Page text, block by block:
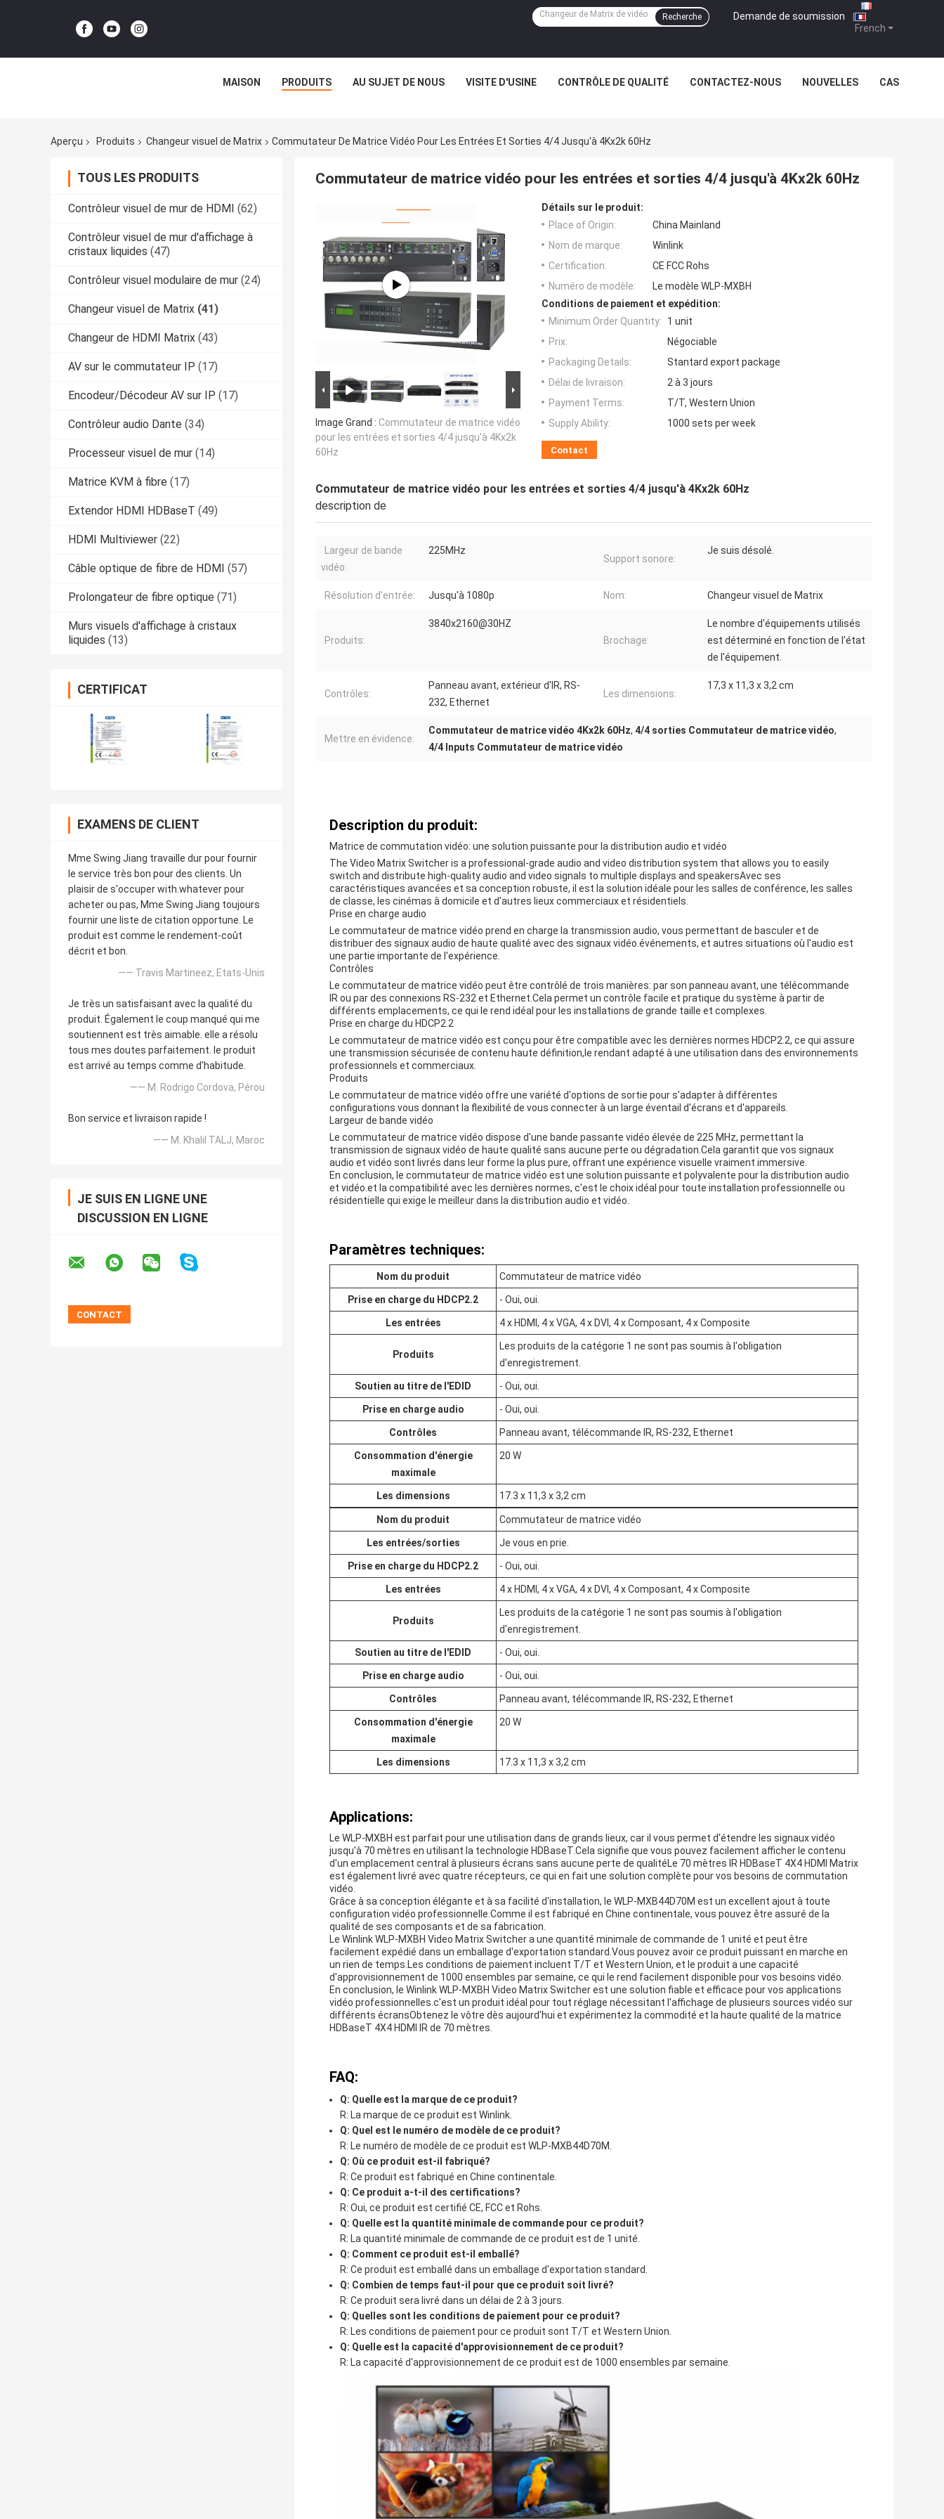
French
Demande de soumission |
Recherche
MAISON PRODUITS AU SUJET DE NOUS VISITE D'USINE CONTRÔLE DE QUALITÉ CONTACTEZ-NOUS NOUVELLES CAS
Aperçu Produits Changeur visuel de Matrix Commutateur De Matrice Vidéo Pour Les Entrées Et Sorties 4/4 Jusqu'à 4Kx2k 60Hz
TOUS LES PRODUITS
Contrôleur visuel de mur de HDMI (62)
Contrôleur visuel de mur d'affichage à
cristaux liquides (47)
Contrôleur visuel modulaire de mur (24)
Changeur visuel de Matrix (41)
Changeur de HDMI Matrix (43)
AV sur le commutateur IP (17)
Encodeur/Décodeur AV sur IP (17)
Contrôleur audio Dante (34)
Processeur visuel de mur (14)
Matrice KVM à fibre (17)
Extendor HDMI HDBaseT (49)
HDMI Multiviewer (22)
Câble optique de fibre de HDMI (57)
Prolongateur de fibre optique (71)
Murs visuels d'affichage à cristaux
liquides (13)
CERTIFICAT
EXAMENS DE CLIENT
Mme Swing Jiang travaille dur pour fournir
le service très bon pour des clients. Un
plaisir de s'occuper with.whatever pour
acheter ou pas, Mme Swing Jiang toujours
fournir une liste de citation opportune. Le
produit est comme le rendement-coût
décrit et bon.
—— Travis Martineez, Etats-Unis
Je très un satisfaisant avec la qualité du
produit. Également le coup manqué qui me
soutiennent est très aimable. elle a résolu
tous mes doutes parfaitement. le produit
est arrivé au temps comme d'habitude.
—— M. Rodrigo Cordova, Pérou
Bon service et livraison rapide !
—— M. Khalil TALJ, Maroc
JE SUIS EN LIGNE UNE
DISCUSSION EN LIGNE
Commutateur de matrice vidéo pour les entrées et sorties 4/4 jusqu'à 4Kx2k 60Hz
Image Grand : Commutateur de matrice vidéo
pour les entrées et sorties 4/4 jusqu'à 4Kx2k
60Hz
Détails sur le produit:
Place of Origin:
China Mainland
Nom de marque:
Winlink
Certification:
CE FCC Rohs
Numéro de modèle:
Le modèle WLP-MXBH
Conditions de paiement et expédition:
Minimum Order Quantity:
1 unit
Prix:
Négociable
Packaging Details:
Stantard export package
Délai de livraison:
2 à 3 jours
Payment Terms:
T/T, Western Union
Supply Ability:
1000 sets per week
Contact
Commutateur de matrice vidéo pour les entrées et sorties 4/4 jusqu'à 4Kx2k 60Hz
description de
Largeur de bande
vidéo:
225MHz
Support sonore:
Je suis désolé.
Résolution d'entrée: Jusqu'à 1080p Nom: Changeur visuel de Matrix
Produits:
3840x2160@30HZ
Brochage:
Le nombre d'équipements utilisés
est déterminé en fonction de l'état
de l'équipement.
Contrôles:
Panneau avant, extérieur d'IR, RS-
232, Ethernet
Les dimensions:
17,3 x 11,3 x 3,2 cm
Mettre en évidence:
Commutateur de matrice vidéo 4Kx2k 60Hz, 4/4 sorties Commutateur de matrice vidéo,
4/4 Inputs Commutateur de matrice vidéo
Description du produit:
Matrice de commutation vidéo: une solution puissante pour la distribution audio et vidéo
The Video Matrix Switcher is a professional-grade audio and video distribution system that allows you to easily
switch and distribute high-quality audio and video signals to multiple displays and speakersAvec ses
caractéristiques avancées et sa conception robuste, il est la solution idéale pour les salles de conférence, les salles
de classe, les cinémas à domicile et d'autres lieux commerciaux et résidentiels.
Prise en charge audio
Le commutateur de matrice vidéo prend en charge la transmission audio, vous permettant de basculer et de
distribuer des signaux audio de haute qualité avec des signaux vidéo.événements, et autres situations où l'audio est
une partie importante de l'expérience.
Contrôles
Le commutateur de matrice vidéo peut être contrôlé de trois manières: par son panneau avant, une télécommande
IR ou par des connexions RS-232 et Ethernet.Cela permet un contrôle facile et pratique du système à partir de
différents emplacements, ce qui le rend idéal pour les installations de grande taille et complexes.
Prise en charge du HDCP2.2
Le commutateur de matrice vidéo est conçu pour être compatible avec les dernières normes HDCP2.2, ce qui assure
une transmission sécurisée de contenu haute définition,le rendant adapté à une utilisation dans des environnements
professionnels et commerciaux.
Produits
Le commutateur de matrice vidéo offre une variété d'options de sortie pour s'adapter à différentes
configurations.vous donnant la flexibilité de vous connecter à un large éventail d'écrans et d'appareils.
Largeur de bande vidéo
Le commutateur de matrice vidéo dispose d'une bande passante vidéo élevée de 225 MHz, permettant la
transmission de signaux vidéo de haute qualité sans aucune perte ou dégradation.Cela garantit que vos signaux
audio et vidéo sont livrés dans leur forme la plus pure, offrant une expérience visuelle vraiment immersive.
En conclusion, le commutateur de matrice vidéo est une solution puissante et polyvalente pour la distribution audio
et vidéo.et la compatibilité avec les dernières normes, c'est le choix idéal pour toute installation professionnelle ou
résidentielle qui exige le meilleur dans la distribution audio et vidéo.
Paramètres techniques:
Nom du produit Commutateur de matrice vidéo
Prise en charge du HDCP2.2 - Oui, oui.
Les entrées 4 x HDMI, 4 x VGA, 4 x DVI, 4 x Composant, 4 x Composite
Produits
Les produits de la catégorie 1 ne sont pas soumis à l'obligation
d'enregistrement.
Soutien au titre de l'EDID - Oui, oui.
Prise en charge audio - Oui, oui.
Contrôles Panneau avant, télécommande IR, RS-232, Ethernet
Consommation d'énergie
maximale
20 W
Les dimensions 17.3 x 11,3 x 3,2 cm
Nom du produit Commutateur de matrice vidéo
Les entrées/sorties Je vous en prie.
Prise en charge du HDCP2.2 - Oui, oui.
Les entrées 4 x HDMI, 4 x VGA, 4 x DVI, 4 x Composant, 4 x Composite
Produits
Les produits de la catégorie 1 ne sont pas soumis à l'obligation
d'enregistrement.
Soutien au titre de l'EDID - Oui, oui.
Prise en charge audio - Oui, oui.
Contrôles Panneau avant, télécommande IR, RS-232, Ethernet
Consommation d'énergie
maximale
20 W
Les dimensions 17.3 x 11,3 x 3,2 cm
Applications:
Le WLP-MXBH est parfait pour une utilisation dans de grands lieux, car il vous permet d'étendre les signaux vidéo
jusqu'à 70 mètres en utilisant la technologie HDBaseT.Cela signifie que vous pouvez facilement afficher le contenu
d'un emplacement central à plusieurs écrans sans aucune perte de qualitéLe 70 mètres IR HDBaseT 4X4 HDMI Matrix
est également livré avec quatre récepteurs, ce qui en fait une solution complète pour vos besoins de commutation
vidéo.
Grâce à sa conception élégante et à sa facilité d'installation, le WLP-MXB44D70M est un excellent ajout à toute
configuration vidéo professionnelle.Comme il est fabriqué en Chine continentale, vous pouvez être assuré de la
qualité de ses composants et de sa fabrication.
Le Winlink WLP-MXBH Video Matrix Switcher a une quantité minimale de commande de 1 unité et peut être
facilement expédié dans un emballage d'exportation standard.Vous pouvez avoir ce produit puissant en marche en
un rien de temps.Les conditions de paiement incluent T/T et Western Union, et le produit a une capacité
d'approvisionnement de 1000 ensembles par semaine, ce qui le rend facilement disponible pour vos besoins vidéo.
En conclusion, le Winlink WLP-MXBH Video Matrix Switcher est une solution fiable et efficace pour vos applications
vidéo professionnelles.c'est un produit idéal pour tout réglage nécessitant l'affichage de plusieurs sources vidéo sur
différents écransObtenez le vôtre dès aujourd'hui et expérimentez la commodité et la haute qualité de la matrice
HDBaseT 4X4 HDMI IR de 70 mètres.
FAQ:
Q: Quelle est la marque de ce produit?
R: La marque de ce produit est Winlink.
Q: Quel est le numéro de modèle de ce produit?
R: Le numéro de modèle de ce produit est WLP-MXB44D70M.
Q: Où ce produit est-il fabriqué?
R: Ce produit est fabriqué en Chine continentale.
Q: Ce produit a-t-il des certifications?
R: Oui, ce produit est certifié CE, FCC et Rohs.
Q: Quelle est la quantité minimale de commande pour ce produit?
R: La quantité minimale de commande de ce produit est de 1 unité.
Q: Comment ce produit est-il emballé?
R: Ce produit est emballé dans un emballage d'exportation standard.
Q: Combien de temps faut-il pour que ce produit soit livré?
R: Ce produit sera livré dans un délai de 2 à 3 jours.
Q: Quelles sont les conditions de paiement pour ce produit?
R: Les conditions de paiement pour ce produit sont T/T et Western Union.
Q: Quelle est la capacité d'approvisionnement de ce produit?
R: La capacité d'approvisionnement de ce produit est de 1000 ensembles par semaine.